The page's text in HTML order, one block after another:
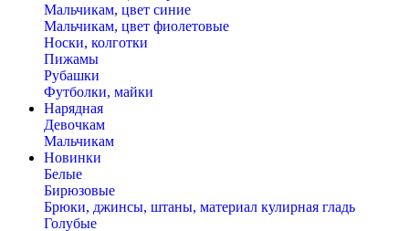
Мальчикам, цвет синие
Мальчикам, цвет фиолетовые
Носки, колготки
Пижамы
Рубашки
Футболки, майки
Нарядная
Девочкам
Мальчикам
Новинки
Белые
Бирюзовые
Брюки, джинсы, штаны, материал кулирная гладь
Голубые